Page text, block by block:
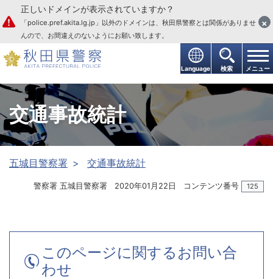
本文へ
Language 検索 メニュー
正しいドメインが表示されていますか？
「police.pref.akita.lg.jp」以外のドメインは、秋田県警察とは関係がありませ
んので、お間違えのないようにお願い致します。
×
交通事故統計
五城目警察署 交通事故統計
警察署 五城目警察署 2020年01月22日 コンテンツ番号 125
このページに関するお問い合
わせ